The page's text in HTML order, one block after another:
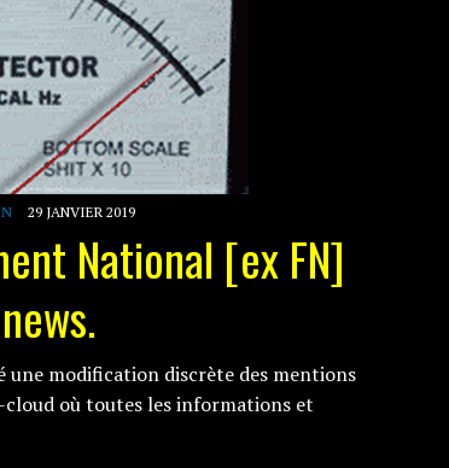
29 JANVIER 2019
National [ex FN]
modification discrète des mentions
cloud où toutes les informations et